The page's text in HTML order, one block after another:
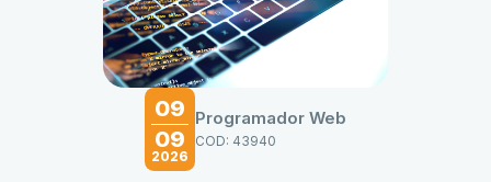
09
09
2026
Programador Web
COD: 43940